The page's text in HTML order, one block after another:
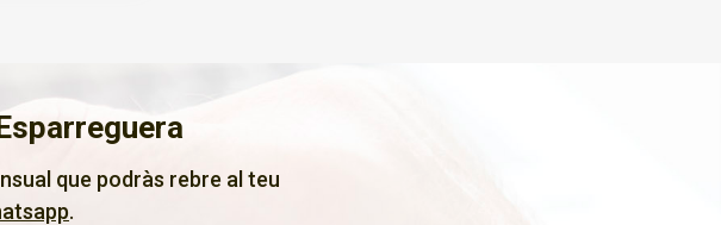
que podràs rebre al teu
.